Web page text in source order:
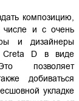
композицию,
и с очень
и дизайнеры
Creta D в виде
позволяет
добиваться
укладке